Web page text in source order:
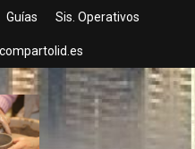
Guías Sis. Operativos